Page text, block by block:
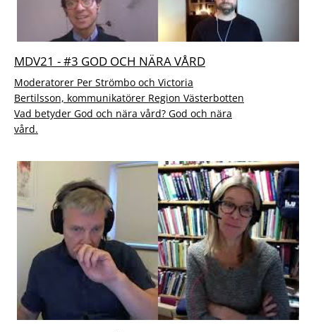
MDV21 - #3 GOD OCH NÄRA VÅRD
Moderatorer Per Strömbo och Victoria
Bertilsson, kommunikatörer Region Västerbotten
Vad betyder God och nära vård? God och nära
vård.